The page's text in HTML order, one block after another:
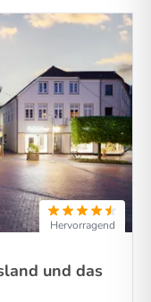
Hervorragend
und das